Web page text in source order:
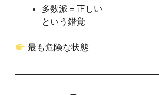
多数派＝正しい
という錯覚
最も危険な状態